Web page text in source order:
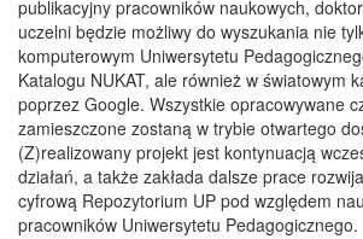
publikacyjny pracowników naukowych,
uczelni będzie możliwy do wyszukania nie
komputerowym Uniwersytetu
Katalogu NUKAT, ale również w światowym
poprzez Google. Wszystkie opracowywane
zamieszczone zostaną w trybie otwartego
(Z)realizowany projekt jest kontynuacją
działań, a także zakłada dalsze prace
cyfrową Repozytorium UP pod względem
pracowników Uniwersytetu Pedagogicznego.